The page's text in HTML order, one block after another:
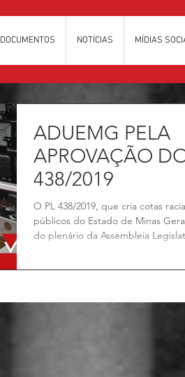
DOCUMENTOS NOTÍCIAS MÍDIAS
ADUEMG PELA
APROVAÇÃO
438/2019
O PL 438/2019, que cria cotas
públicos do Estado de Minas
do plenário da Assembleia